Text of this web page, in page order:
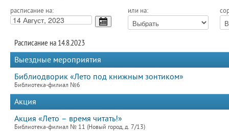
расписание на: или на:
Расписание на 14.8.2023
Выездные мероприятия
Библиодворик «Лето под книжным зонтиком»
Библиотека-филиал №6
Акция
Акция «Лето – время читать!»
Библиотека-филиал № 11 (Новый город, д. 7/13)